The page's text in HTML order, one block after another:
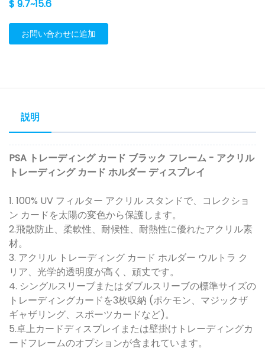
$ 9.7~15.6
お問い合わせに追加
説明
PSA トレーディング カード ブラック フレーム - アクリル
トレーディング カード ホルダー ディスプレイ
1. 100% UV フィルター アクリル スタンドで、コレクショ
ン カードを太陽の変色から保護します。
2.飛散防止、柔軟性、耐候性、耐熱性に優れたアクリル素
材。
3. アクリル トレーディング カード ホルダー ウルトラ ク
リア、光学的透明度が高く、頑丈です。
4. シングルスリーブまたはダブルスリーブの標準サイズの
トレーディングカードを3枚収納 (ポケモン、マジックザ
ギャザリング、スポーツカードなど)。
5.卓上カードディスプレイまたは壁掛けトレーディングカ
ードフレームのオプションが含まれています。